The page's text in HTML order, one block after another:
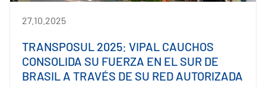
27.10.2025
TRANSPOSUL 2025: VIPAL CAUCHOS
CONSOLIDA SU FUERZA EN EL SUR DE
BRASIL A TRAVÉS DE SU RED AUTORIZADA